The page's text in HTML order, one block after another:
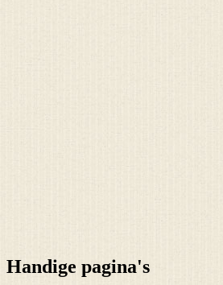
Handige pagina's